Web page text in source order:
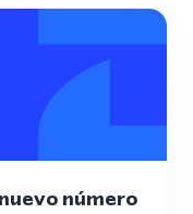
número